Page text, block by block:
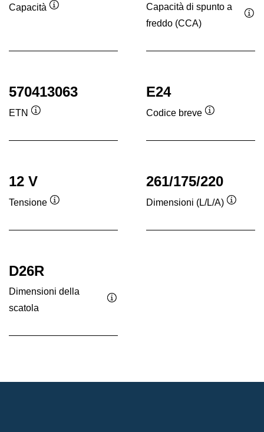
Capacità
Capacità di spunto a
freddo (CCA)
570413063
ETN
E24
Codice breve
12 V
Tensione
261/175/220
Dimensioni (L/L/A)
D26R
Dimensioni della
scatola